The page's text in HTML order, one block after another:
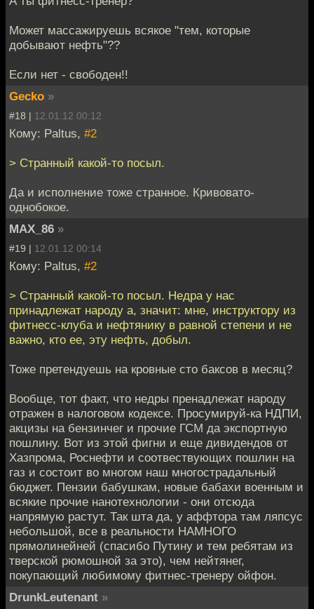
Может массажируешь всякое "тем, которые
добывают нефть"??
Если нет - свободен!!
Gecko »
#18 | 12.01.12 00:12
Кому: Paltus, #2
> Странный какой-то посыл.
Да и исполнение тоже странное. Кривовато-
однобокое.
MAX_86 »
#19 | 12.01.12 00:14
Кому: Paltus, #2
> Странный какой-то посыл. Недра у нас
принадлежат народу а, значит: мне, инструктору из
фитнесс-клуба и нефтянику в равной степени и не
важно, кто ее, эту нефть, добыл.
Тоже претендуешь на кровные сто баксов в месяц?
Вообще, тот факт, что недры пренадлежат народу
отражен в налоговом кодексе. Просумируй-ка НДПИ,
акцизы на бензинчег и прочие ГСМ да экспортную
пошлину. Вот из этой фигни и еще дивидендов от
Хазпрома, Роснефти и соотвествующих пошлин на
газ и состоит во многом наш многострадальный
бюджет. Пензии бабушкам, новые бабахи военным и
всякие прочие нанотехнологии - они отсюда
напрямую растут. Так шта да, у аффтора там ляпсус
небольшой, все в реальности НАМНОГО
прямолинейней (спасибо Путину и тем ребятам из
тверской рюмошной за это), чем нейтянег,
покупающий любимому фитнес-тренеру ойфон.
DrunkLeutenant »